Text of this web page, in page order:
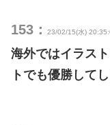
153： 23/02/15(水)
海外ではイラス
トでも優勝して